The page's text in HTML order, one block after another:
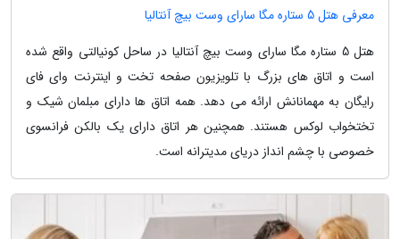
معرفی هتل 5 ستاره مگا سارای وست بیچ آنتالیا
هتل 5 ستاره مگا سارای وست بیچ آنتالیا در ساحل کونیالتی واقع شده
است و اتاق های بزرگ با تلویزیون صفحه تخت و اینترنت وای فای
رایگان به مهمانانش ارائه می دهد. همه اتاق ها دارای مبلمان شیک و
تختخواب لوکس هستند. همچنین هر اتاق دارای یک بالکن فرانسوی
خصوصی با چشم انداز دریای مدیترانه است.